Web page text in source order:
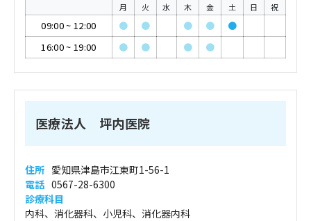
月 火 水 木 金 土 日 祝
09:00~ 12:00 ● ● ● ●
●
16:00~ 19:00 ● ● ● ●
医療法人 坪内医院
住所 愛知県津島市江東町1-56-1
電話 0567-28-6300
診療科目
内科、消化器科、小児科、消化器内科